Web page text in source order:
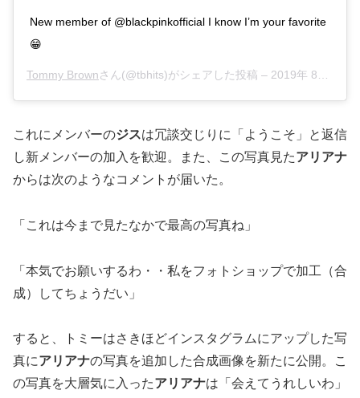
New member of @blackpinkofficial I know I’m your favorite
😁
Tommy Brownさん(@tbhits)がシェアした投稿 – 2019年 8月月15日午前10時34分PDT
これにメンバーのジスは冗談交じりに「ようこそ」と返信
し新メンバーの加入を歓迎。また、この写真見たアリアナ
からは次のようなコメントが届いた。
「これは今まで見たなかで最高の写真ね」
「本気でお願いするわ・・私をフォトショップで加工（合
成）してちょうだい」
すると、トミーはさきほどインスタグラムにアップした写
真にアリアナの写真を追加した合成画像を新たに公開。こ
の写真を大層気に入ったアリアナは「会えてうれしいわ」